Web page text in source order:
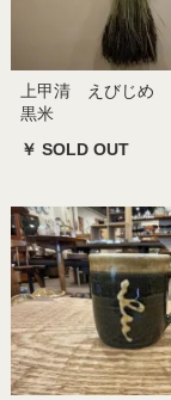
上甲清 えびじめ
黒米
￥ SOLD OUT